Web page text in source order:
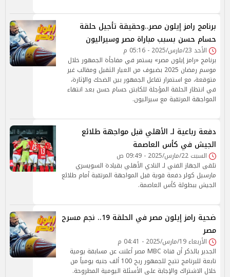
برنامج رامز إيلون مصر..وحقيقة تأجيل حلقة
حسام حسن بسبب مباراة مصر وسيراليون
الأحد 23/مارس/2025 - 05:16 م
برنامج «رامز إيلون مصر» يستمر في مفاجأة الجمهور خلال
موسم رمضان 2025 بضيوف من العيار الثقيل ومقالب غير
متوقعة، مع استمرار تفاعل الجمهور بين الضحك والإثارة،
في انتظار الحلقة المؤجلة للكابتن حسام حسن بعد انتهاء
المواجهة المرتقبة مع سيراليون.
دفعة رباعية لـ الأهلي قبل مواجهة طلائع
الجيش في كأس العاصمة
السبت 22/مارس/2025 - 09:49 ص
تلقى الجهاز الفني لـ النادي الأهلي بقيادة السويسري
مارسيل كولر دفعة قوية قبل المواجهة المرتقبة أمام طلائع
الجيش ببطولة كأس العاصمة.
ضحية رامز إيلون مصر في الحلقة 19.. نجم مسرح
مصر
الأربعاء 19/مارس/2025 - 04:41 م
الجدير بالذكر أن قناة MBC مصر أعلنت عن مسابقة يومية
تابعة للبرنامج تتيح للجمهور ربح 100 ألف جنيه يومياً من
خلال الاشتراك والإجابة على الأسئلة اليومية المطروحة.